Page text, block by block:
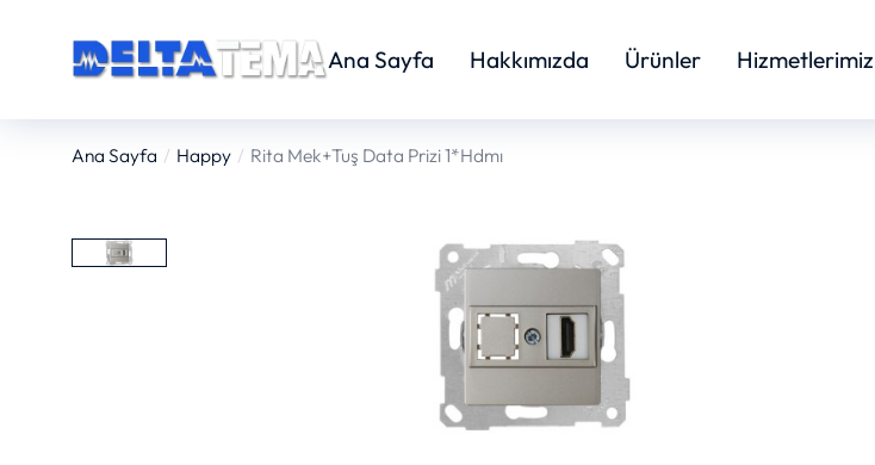
Ana Sayfa Hakkımızda Ürünler Hizmetlerimiz
You are here:
Ana Sayfa Happy Rita Mek+Tuş Data Prizi 1*Hdmı